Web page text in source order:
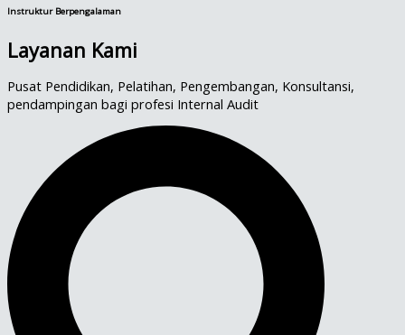
Instruktur Berpengalaman
Layanan Kami
Pusat Pendidikan, Pelatihan, Pengembangan, Konsultansi,
pendampingan bagi profesi Internal Audit